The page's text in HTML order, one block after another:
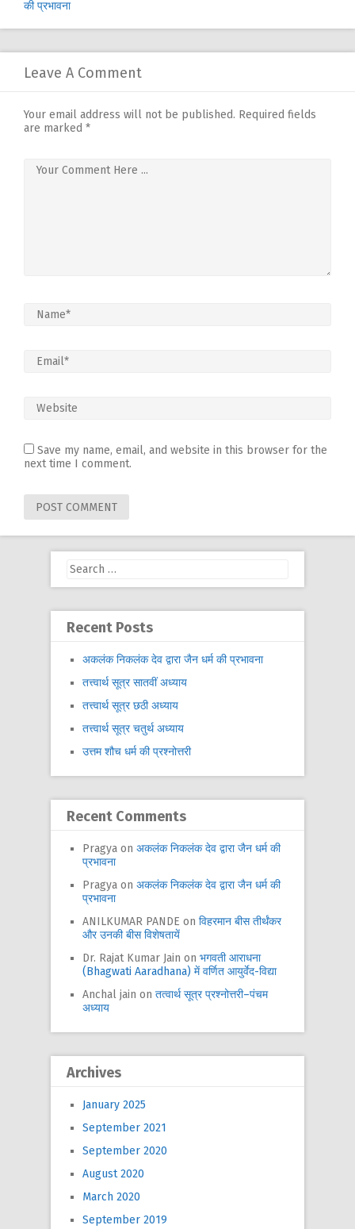
navigation
की प्रभावना
Leave A Comment
Your email address will not be published. Required fields
are marked *
Save my name, email, and website in this browser for the
next time I comment.
Search
Recent Posts
अकलंक निकलंक देव द्वारा जैन धर्म की प्रभावना
तत्त्वार्थ सूत्र सातवीं अध्याय
तत्त्वार्थ सूत्र छठी अध्याय
तत्त्वार्थ सूत्र चतुर्थ अध्याय
उत्तम शौच धर्म की प्रश्नोत्तरी
Recent Comments
Pragya on अकलंक निकलंक देव द्वारा जैन धर्म की
प्रभावना
Pragya on अकलंक निकलंक देव द्वारा जैन धर्म की
प्रभावना
ANILKUMAR PANDE on विहरमान बीस तीर्थंकर
और उनकी बीस विशेषतायें
Dr. Rajat Kumar Jain on भगवती आराधना
(Bhagwati Aaradhana) में वर्णित आयुर्वेद-विद्या
Anchal jain on तत्वार्थ सूत्र प्रश्नोत्तरी–पंचम
अध्याय
Archives
January 2025
September 2021
September 2020
August 2020
March 2020
September 2019